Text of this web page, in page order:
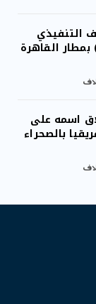
التنفيذي
مبني الركاب (4) بمطار القاهرة
اسمه على
بالصحراء